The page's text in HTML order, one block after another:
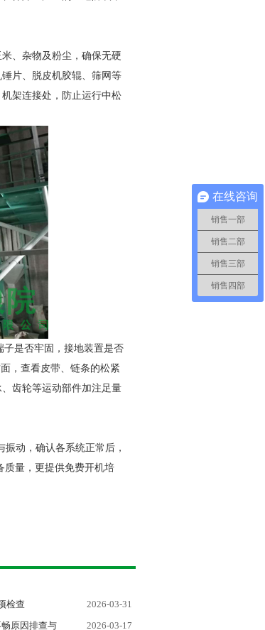
、杂物及粉尘，确保无硬
片、脱皮机胶辊、筛网等
架连接处，防止运行中松
子是否牢固，接地装置是否
，查看皮带、链条的松紧
齿轮等运动部件加注足量
动，确认各系统正常后，
质量，更提供免费开机培
2026-03-31
检查
2026-03-17
原因排查与
在线咨询
销售一部
销售二部
销售三部
销售四部